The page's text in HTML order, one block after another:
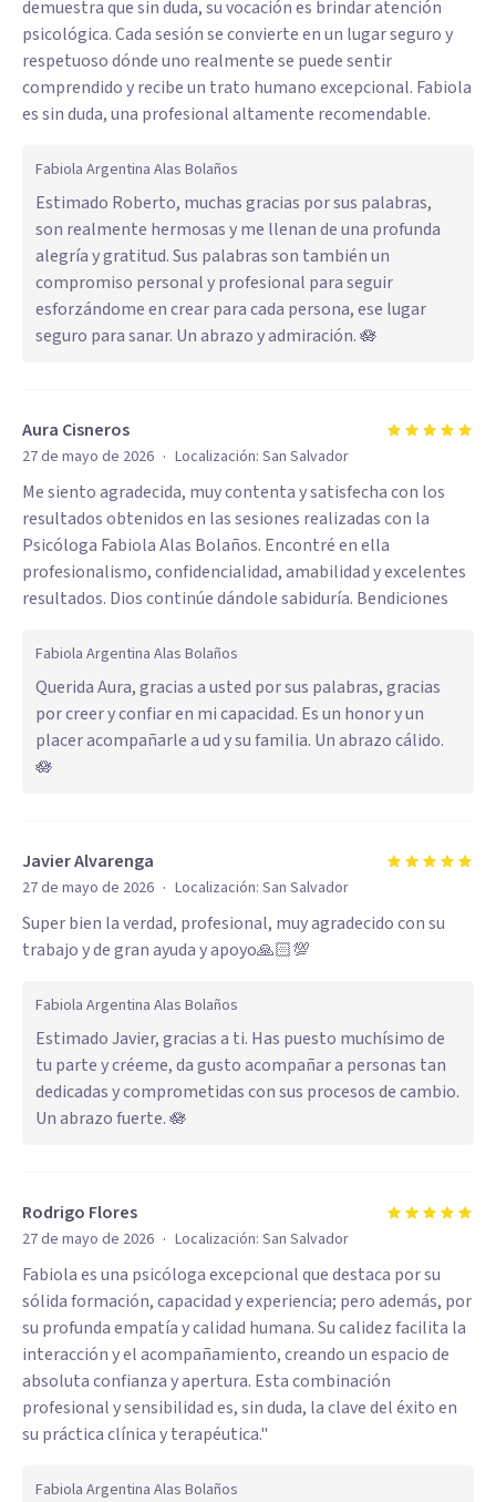
demuestra que sin duda, su vocación es brindar atención
psicológica. Cada sesión se convierte en un lugar seguro y
respetuoso dónde uno realmente se puede sentir
comprendido y recibe un trato humano excepcional. Fabiola
es sin duda, una profesional altamente recomendable.
Fabiola Argentina Alas Bolaños
Estimado Roberto, muchas gracias por sus palabras,
son realmente hermosas y me llenan de una profunda
alegría y gratitud. Sus palabras son también un
compromiso personal y profesional para seguir
esforzándome en crear para cada persona, ese lugar
seguro para sanar. Un abrazo y admiración. 🪷
Aura Cisneros
27 de mayo de 2026 · Localización: San Salvador
Me siento agradecida, muy contenta y satisfecha con los
resultados obtenidos en las sesiones realizadas con la
Psicóloga Fabiola Alas Bolaños. Encontré en ella
profesionalismo, confidencialidad, amabilidad y excelentes
resultados. Dios continúe dándole sabiduría. Bendiciones
Fabiola Argentina Alas Bolaños
Querida Aura, gracias a usted por sus palabras, gracias
por creer y confiar en mi capacidad. Es un honor y un
placer acompañarle a ud y su familia. Un abrazo cálido.
🪷
Javier Alvarenga
27 de mayo de 2026 · Localización: San Salvador
Super bien la verdad, profesional, muy agradecido con su
trabajo y de gran ayuda y apoyo🙏🏻💯
Fabiola Argentina Alas Bolaños
Estimado Javier, gracias a ti. Has puesto muchísimo de
tu parte y créeme, da gusto acompañar a personas tan
dedicadas y comprometidas con sus procesos de cambio.
Un abrazo fuerte. 🪷
Rodrigo Flores
27 de mayo de 2026 · Localización: San Salvador
Fabiola es una psicóloga excepcional que destaca por su
sólida formación, capacidad y experiencia; pero además, por
su profunda empatía y calidad humana. Su calidez facilita la
interacción y el acompañamiento, creando un espacio de
absoluta confianza y apertura. Esta combinación
profesional y sensibilidad es, sin duda, la clave del éxito en
su práctica clínica y terapéutica."
Fabiola Argentina Alas Bolaños